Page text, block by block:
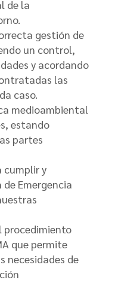
de la
gestión de
un control,
y acordando
las
caso.
medioambiental
estando
partes
cumplir y
Emergencia
procedimiento
que permite
necesidades de